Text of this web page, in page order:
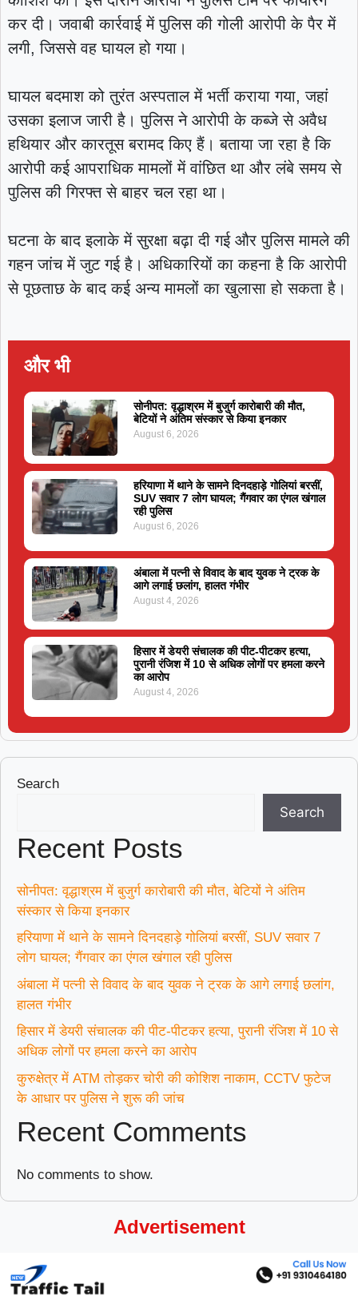
कर दी। जवाबी कार्रवाई में पुलिस की गोली आरोपी के पैर में
लगी, जिससे वह घायल हो गया।
घायल बदमाश को तुरंत अस्पताल में भर्ती कराया गया, जहां
उसका इलाज जारी है। पुलिस ने आरोपी के कब्जे से अवैध
हथियार और कारतूस बरामद किए हैं। बताया जा रहा है कि
आरोपी कई आपराधिक मामलों में वांछित था और लंबे समय से
पुलिस की गिरफ्त से बाहर चल रहा था।
घटना के बाद इलाके में सुरक्षा बढ़ा दी गई और पुलिस मामले की
गहन जांच में जुट गई है। अधिकारियों का कहना है कि आरोपी
से पूछताछ के बाद कई अन्य मामलों का खुलासा हो सकता है।
और भी
सोनीपत: वृद्धाश्रम में बुजुर्ग कारोबारी की मौत,
बेटियों ने अंतिम संस्कार से किया इनकार
August 6, 2026
हरियाणा में थाने के सामने दिनदहाड़े गोलियां बरसीं,
SUV सवार 7 लोग घायल; गैंगवार का एंगल खंगाल
रही पुलिस
August 6, 2026
अंबाला में पत्नी से विवाद के बाद युवक ने ट्रक के
आगे लगाई छलांग, हालत गंभीर
August 4, 2026
हिसार में डेयरी संचालक की पीट-पीटकर हत्या,
पुरानी रंजिश में 10 से अधिक लोगों पर हमला करने
का आरोप
August 4, 2026
Search
Search
Recent Posts
सोनीपत: वृद्धाश्रम में बुजुर्ग कारोबारी की मौत, बेटियों ने अंतिम
संस्कार से किया इनकार
हरियाणा में थाने के सामने दिनदहाड़े गोलियां बरसीं, SUV सवार 7
लोग घायल; गैंगवार का एंगल खंगाल रही पुलिस
अंबाला में पत्नी से विवाद के बाद युवक ने ट्रक के आगे लगाई छलांग,
हालत गंभीर
हिसार में डेयरी संचालक की पीट-पीटकर हत्या, पुरानी रंजिश में 10 से
अधिक लोगों पर हमला करने का आरोप
कुरुक्षेत्र में ATM तोड़कर चोरी की कोशिश नाकाम, CCTV फुटेज
के आधार पर पुलिस ने शुरू की जांच
Recent Comments
No comments to show.
Advertisement